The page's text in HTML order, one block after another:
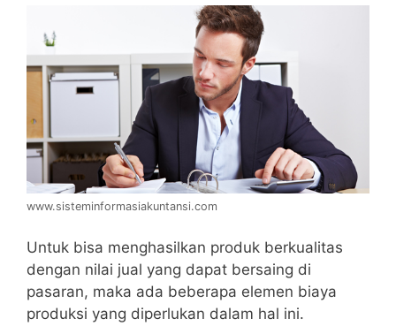
www.sisteminformasiakuntansi.com
Untuk bisa menghasilkan produk berkualitas
dengan nilai jual yang dapat bersaing di
pasaran, maka ada beberapa elemen biaya
produksi yang diperlukan dalam hal ini.